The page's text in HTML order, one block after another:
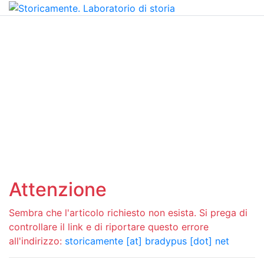
Attenzione
Sembra che l'articolo richiesto non esista. Si prega di
controllare il link e di riportare questo errore
all'indirizzo: storicamente [at] bradypus [dot] net